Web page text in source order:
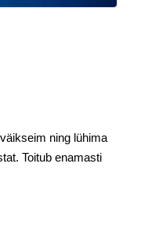
väikseim ning lühima
Toitub enamasti